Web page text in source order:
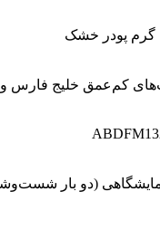
کم‌عمق خلیج فارس و
(دو بار